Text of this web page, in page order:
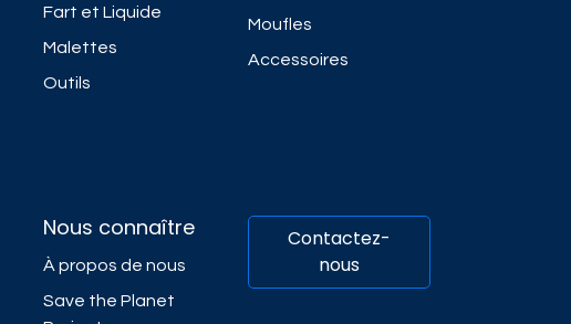
Nous connaître
À propos de nous
Save the Planet
Contactez-
nous
Fart et Liquide
Malettes
Outils
Moufles
Accessoires